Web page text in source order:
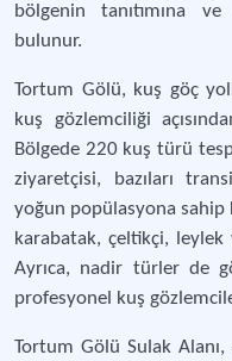
bölgenin tanıtımına
bulunur​​.
Tortum Gölü, kuş göç
kuş gözlemciliği
Bölgede 220 kuş türü
ziyaretçisi, bazıları
yoğun popülasyona sahip
karabatak, çeltikçi,
Ayrıca, nadir türler de
profesyonel kuş
Tortum Gölü Sulak